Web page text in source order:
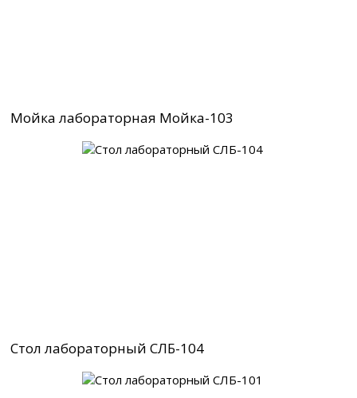
Мойка лабораторная Мойка-103
Стол лабораторный СЛБ-104